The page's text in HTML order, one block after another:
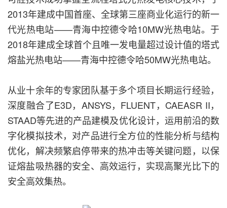
2013年建成中国首座、全球第三座商业化运行的新一
代光热电站——青海中控德令哈10MW光热电站。于
2018年建成全球首个且唯一发电量超过设计值的塔式
熔盐光热电站——青海中控德令哈50MW光热电站。
从业十余年的专家团队基于多个项目长期运行经验，
深度融合了E3D，ANSYS，FLUENT，CAEASR II，
STAAD等先进的产品建模及优化设计，运用前沿的数
字化模拟技术，对产品进行全方位的性能分析与结构
优化，解决频繁启停带来的热冲击等关键问题，以保
证熔盐吸热器的安全、高效运行，实现高聚光比下的
安全高效集热。